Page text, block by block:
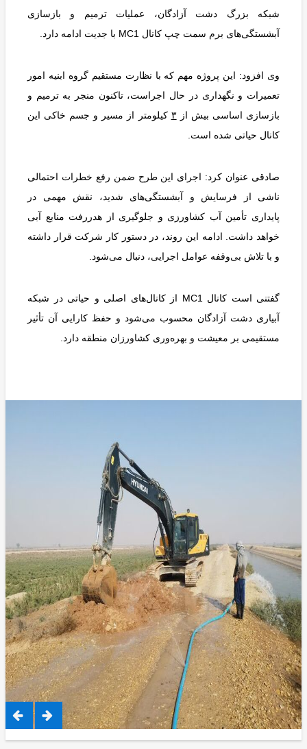
شبکه بزرگ دشت آزادگان، عملیات ترمیم و بازسازی
آبشستگی‌های برم سمت چپ کانال MC1 با جدیت ادامه دارد.
وی افزود: این پروژه مهم که با نظارت مستقیم گروه ابنیه امور
تعمیرات و نگهداری در حال اجراست، تاکنون منجر به ترمیم و
بازسازی اساسی بیش از۳ کیلومتر از مسیر و جسم خاکی این
کانال حیاتی شده است.
صادقی عنوان کرد: اجرای این طرح ضمن رفع خطرات احتمالی
ناشی از فرسایش و آبشستگی‌های شدید، نقش مهمی در
پایداری تأمین آب کشاورزی و جلوگیری از هدررفت منابع آبی
خواهد داشت. ادامه این روند، در دستور کار شرکت قرار داشته
و با تلاش بی‌وقفه عوامل اجرایی، دنبال می‌شود.
گفتنی است کانال MC1 از کانال‌های اصلی و حیاتی در شبکه
آبیاری دشت آزادگان محسوب می‌شود و حفظ کارایی آن تأثیر
مستقیمی بر معیشت و بهره‌وری کشاورزان منطقه دارد.